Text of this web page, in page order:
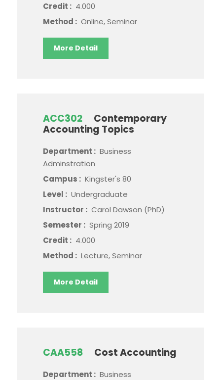
Credit : 4.000
Method : Online, Seminar
More Detail
ACC302
Contemporary
Accounting Topics
Department : Business
Adminstration
Campus : Kingster's 80
Level : Undergraduate
Instructor : Carol Dawson (PhD)
Semester : Spring 2019
Credit : 4.000
Method : Lecture, Seminar
More Detail
CAA558 Cost Accounting
Department : Business